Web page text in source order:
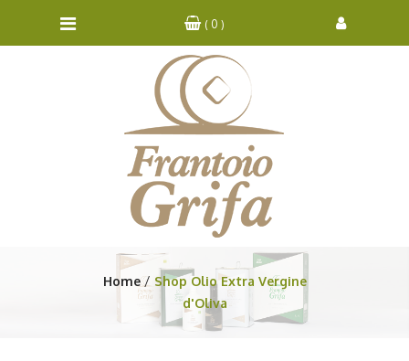
( 0 )
Home
Shop Olio Extra Vergine
d'Oliva